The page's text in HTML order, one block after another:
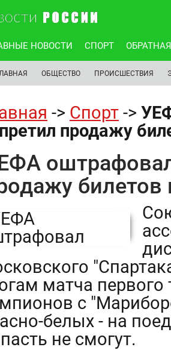
НОВОСТИ СПОРТ
ОБЩЕСТВО ПРОИСШЕСТВИЯ
-> Спорт ->
продажу
матча первого
с
белых - на
не смогут.